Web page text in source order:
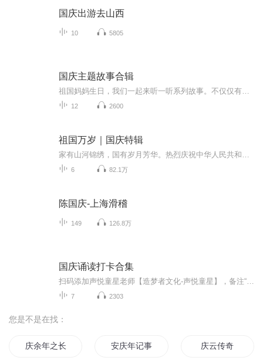
国庆出游去山西
10 5805
国庆主题故事合辑
12 2600
祖国万岁｜国庆特辑
6 82.1万
陈国庆-上海滑稽
149 126.8万
国庆诵读打卡合集
7 2303
您是不是在找：
庆余年之长歌行 安庆年记事 庆云传奇